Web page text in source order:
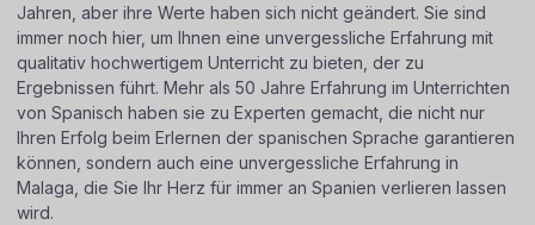
Jahren, aber ihre Werte haben sich nicht geändert. Sie sind
immer noch hier, um Ihnen eine unvergessliche Erfahrung mit
qualitativ hochwertigem Unterricht zu bieten, der zu
Ergebnissen führt. Mehr als 50 Jahre Erfahrung im Unterrichten
von Spanisch haben sie zu Experten gemacht, die nicht nur
Ihren Erfolg beim Erlernen der spanischen Sprache garantieren
können, sondern auch eine unvergessliche Erfahrung in
Malaga, die Sie Ihr Herz für immer an Spanien verlieren lassen
wird.